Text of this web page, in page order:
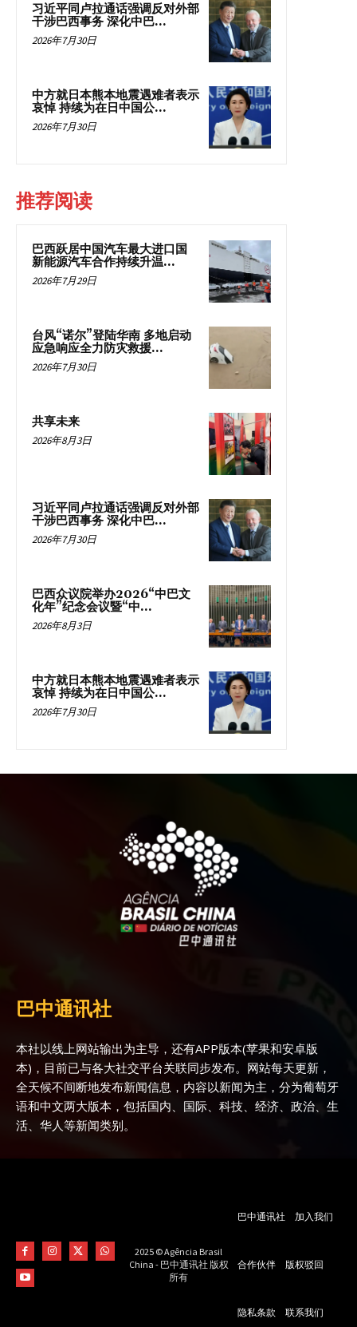
习近平同卢拉通话强调反对外部
干涉巴西事务 深化中巴...
2026年7月30日
中方就日本熊本地震遇难者表示
哀悼 持续为在日中国公...
2026年7月30日
推荐阅读
巴西跃居中国汽车最大进口国
新能源汽车合作持续升温...
2026年7月29日
台风“诺尔”登陆华南 多地启动
应急响应全力防灾救援...
2026年7月30日
共享未来
2026年8月3日
习近平同卢拉通话强调反对外部
干涉巴西事务 深化中巴...
2026年7月30日
巴西众议院举办2026“中巴文
化年”纪念会议暨“中...
2026年8月3日
中方就日本熊本地震遇难者表示
哀悼 持续为在日中国公...
2026年7月30日
巴中通讯社
本社以线上网站输出为主导，还有APP版本(苹果和安卓版
本)，目前已与各大社交平台关联同步发布。网站每天更新，
全天候不间断地发布新闻信息，内容以新闻为主，分为葡萄牙
语和中文两大版本，包括国内、国际、科技、经济、政治、生
活、华人等新闻类别。
2025 © Agência Brasil
China - 巴中通讯社 版权
所有
巴中通讯社 加入我们
合作伙伴 版权驳回
隐私条款 联系我们